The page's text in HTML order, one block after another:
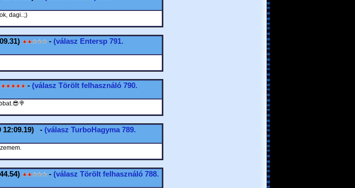
dagi..;)
- (válasz Entersp791.
- (válasz Törölt felhasználó790.
12:09.19) - (válasz TurboHagyma789.
- (válasz Törölt felhasználó788.